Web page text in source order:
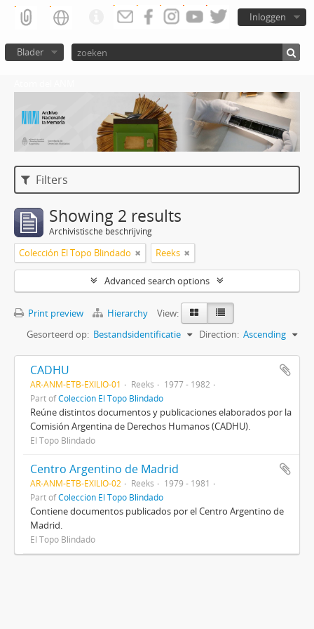
Inloggen
Blader
Filters
Showing 2 results
Archivistische beschrijving
Colección El Topo Blindado Reeks
Advanced search options
Print preview Hierarchy
View:
Gesorteerd op: Bestandsidentificatie Direction: Ascending
CADHU
AR-ANM-ETB-EXILIO-01 Reeks
1977 - 1982
Part ofColección El Topo Blindado
Reúne distintos documentos y publicaciones elaborados por la
Comisión Argentina de Derechos Humanos (CADHU).
El Topo Blindado
Centro Argentino de Madrid
AR-ANM-ETB-EXILIO-02 Reeks
1979 - 1981
Part ofColección El Topo Blindado
Contiene documentos publicados por el Centro Argentino de
Madrid.
El Topo Blindado